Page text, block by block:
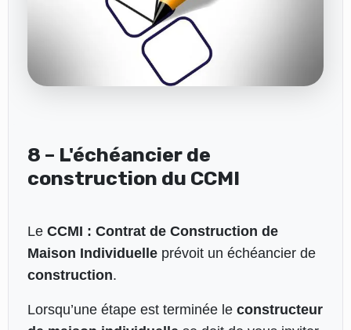
8 – L'échéancier de
construction du CCMI
Le CCMI : Contrat de Construction de
Maison Individuelleprévoit un échéancier de
construction.
Lorsqu’une étape est terminée le constructeur